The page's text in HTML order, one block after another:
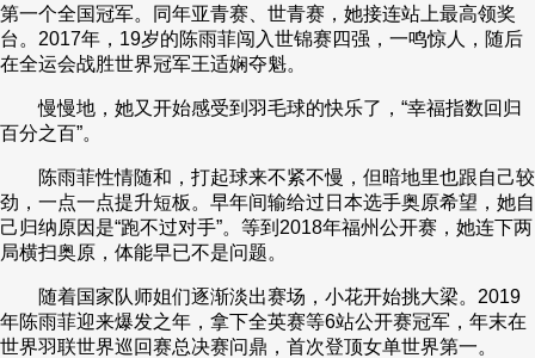
第一个全国冠军。同年亚青赛、世青赛，她接连站上最高领奖
台。2017年，19岁的陈雨菲闯入世锦赛四强，一鸣惊人，随后
在全运会战胜世界冠军王适娴夺魁。
慢慢地，她又开始感受到羽毛球的快乐了，“幸福指数回归
百分之百”。
陈雨菲性情随和，打起球来不紧不慢，但暗地里也跟自己较
劲，一点一点提升短板。早年间输给过日本选手奥原希望，她自
己归纳原因是“跑不过对手”。等到2018年福州公开赛，她连下两
局横扫奥原，体能早已不是问题。
随着国家队师姐们逐渐淡出赛场，小花开始挑大梁。2019
年陈雨菲迎来爆发之年，拿下全英赛等6站公开赛冠军，年末在
世界羽联世界巡回赛总决赛问鼎，首次登顶女单世界第一。